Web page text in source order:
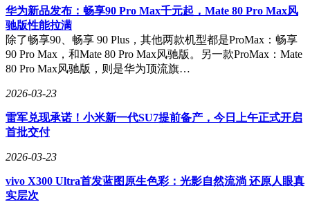
对普通用户而言，此次变革带来三重利好：设备选择自由度提
升，无需为生态联动购买同品牌全套设备；使用效率显著提
高，跨端文件传输速度较传统方式提升5倍；购机成本降低，
用户可按需求组合不同品牌设备，避免捆绑消费。多位安卓用
户表示，终于摆脱“选品牌即选生态”的困境，跨品牌体验已接
近苹果与华为的闭环系统。
技术层面，此次合作实现AI算法与硬件技术的深度共享。
OPPO的超级闪充与影像算法、vivo的AI性能调校与游戏优化
用OPPO的马里亚纳芯片进行高清视频处理，OPPO用户则能
使用vivo的Jovi语音引擎实现更精准的跨设备控制。这种技术
融合被视为安卓阵营“集体突围”的关键一步。
华为新品发布：畅享90 Pro Max千元起，Mate 80 Pro Max风
驰版性能拉满
除了畅享90、畅享 90 Plus，其他两款机型都是ProMax：畅享
90 Pro Max，和Mate 80 Pro Max风驰版。另一款ProMax：Mate
80 Pro Max风驰版，则是华为顶流旗…
2026-03-23
雷军兑现承诺！小米新一代SU7提前备产，今日上午正式开启
首批交付
2026-03-23
vivo X300 Ultra首发蓝图原生色彩：光影自然流淌 还原人眼真
实层次